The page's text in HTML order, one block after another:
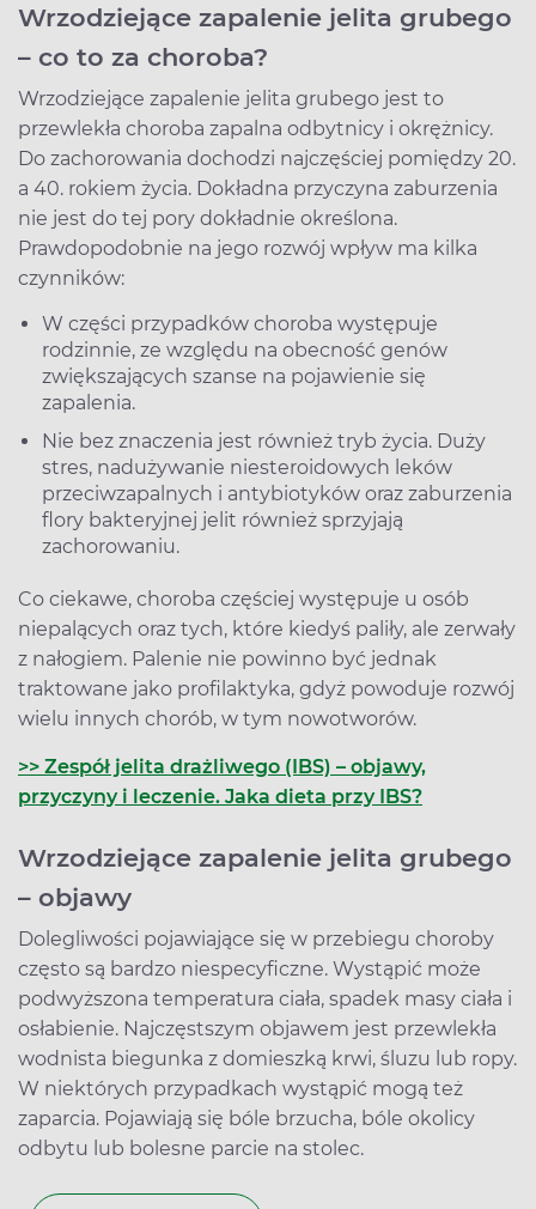
Wrzodziejące zapalenie jelita grubego
– co to za choroba?
Wrzodziejące zapalenie jelita grubego jest to
przewlekła choroba zapalna odbytnicy i okrężnicy.
Do zachorowania dochodzi najczęściej pomiędzy 20.
a 40. rokiem życia. Dokładna przyczyna zaburzenia
nie jest do tej pory dokładnie określona.
Prawdopodobnie na jego rozwój wpływ ma kilka
czynników:
W części przypadków choroba występuje
rodzinnie, ze względu na obecność genów
zwiększających szanse na pojawienie się
zapalenia.
Nie bez znaczenia jest również tryb życia. Duży
stres, nadużywanie niesteroidowych leków
przeciwzapalnych i antybiotyków oraz zaburzenia
flory bakteryjnej jelit również sprzyjają
zachorowaniu.
Co ciekawe, choroba częściej występuje u osób
niepalących oraz tych, które kiedyś paliły, ale zerwały
z nałogiem. Palenie nie powinno być jednak
traktowane jako profilaktyka, gdyż powoduje rozwój
wielu innych chorób, w tym nowotworów.
>> Zespół jelita drażliwego (IBS) – objawy,
przyczyny i leczenie. Jaka dieta przy IBS?
Wrzodziejące zapalenie jelita grubego
– objawy
Dolegliwości pojawiające się w przebiegu choroby
często są bardzo niespecyficzne. Wystąpić może
podwyższona temperatura ciała, spadek masy ciała i
osłabienie. Najczęstszym objawem jest przewlekła
wodnista biegunka z domieszką krwi, śluzu lub ropy.
W niektórych przypadkach wystąpić mogą też
zaparcia. Pojawiają się bóle brzucha, bóle okolicy
odbytu lub bolesne parcie na stolec.